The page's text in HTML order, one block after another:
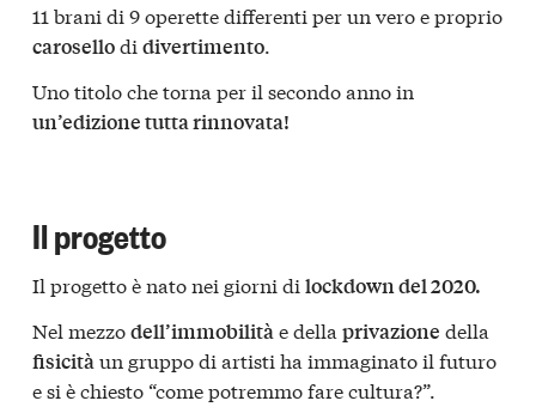
11 brani di 9 operette differenti per un vero e proprio
carosellodi divertimento.
Uno titolo che torna per il secondo anno in
un’edizione tutta rinnovata!
Il progetto
Il progetto è nato nei giorni di lockdown del 2020.
Nel mezzodell’immobilitàe della privazione della
fisicitàun gruppo di artisti ha immaginato il futuro
e si è chiesto “come potremmo fare cultura?”.